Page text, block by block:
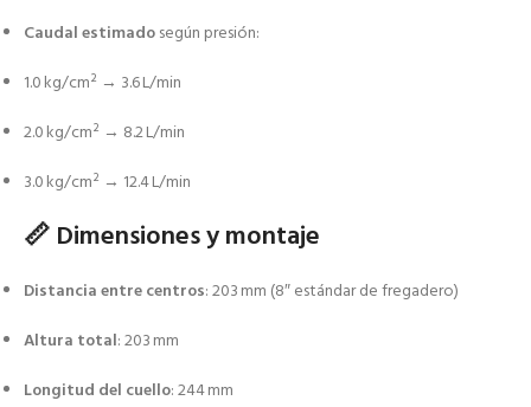
Caudal estimadosegún presión:
1.0 kg/cm² → 3.6 L/min
2.0 kg/cm² → 8.2 L/min
3.0 kg/cm² → 12.4 L/min
📏 Dimensiones y montaje
Distancia entre centros: 203 mm (8″ estándar de fregadero)
Altura total: 203 mm
Longitud del cuello: 244 mm